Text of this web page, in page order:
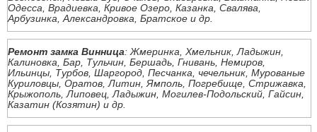
Одесса, Врадиевка, Кривое Озеро, Казанка, Свалява,
Арбузинка, Александровка, Братское и др.
Ремонт замка Винница: Жмеринка, Хмельник, Ладыжин,
Калиновка, Бар, Тульчин, Бершадь, Гнивань, Немиров,
Ильинцы, Турбов, Шаргород, Песчанка, чечельник, Мурованые
Куриловцы, Оратов, Литин, Ямполь, Погребище, Стрижавка,
Крыжополь, Липовец, Ладыжин, Могилев-Подольский, Гайсин,
Казатин (Козятин) и др.